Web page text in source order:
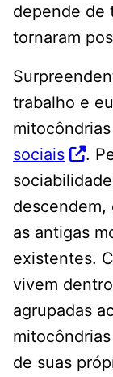
depende de
tornaram
trabalho e
sociais
.
descendem,
as antigas
existentes.
vivem
agrupadas
de suas